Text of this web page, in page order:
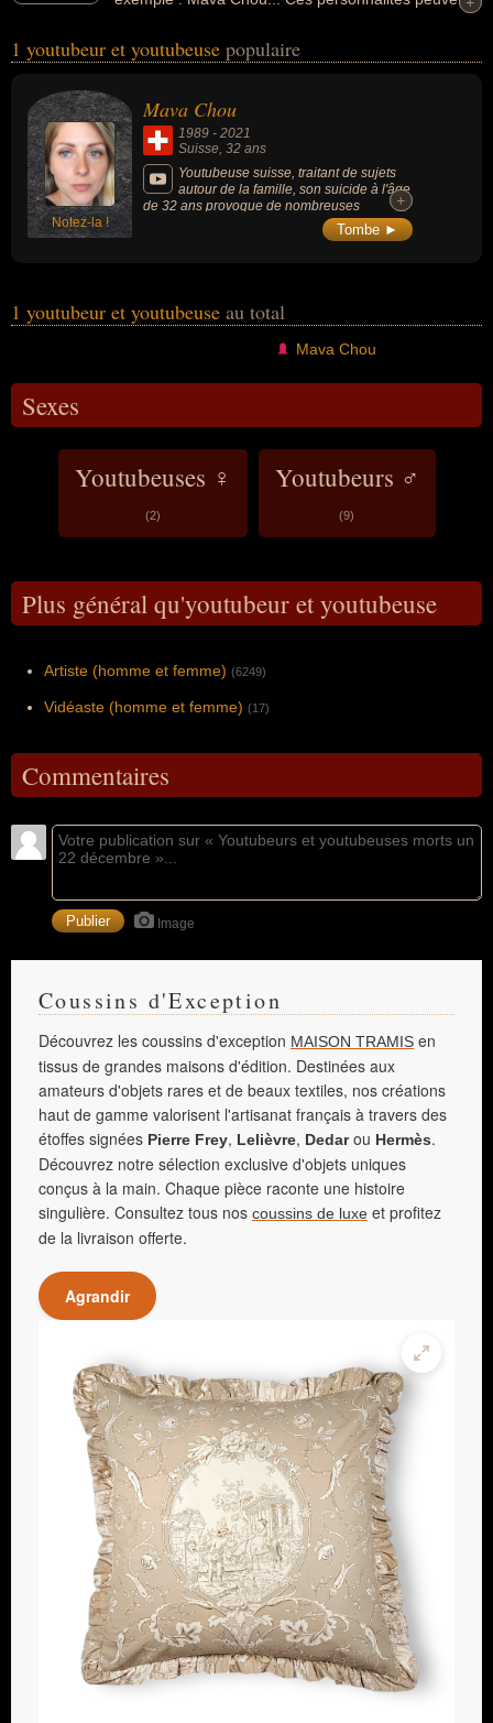
d'internet. Ces célébrités peuvent également avoir été artiste ou
morts, ils peuvent avoir été suisse par exemple.
1 youtubeur et youtubeuse populaire
Notez-la !
Mava Chou
1989 - 2021
Suisse, 32 ans
Youtubeuse suisse, traitant de sujets
autour de la famille, son suicide à l'âge
de 32 ans provoque de nombreuses
réactions dans les médias et sur les réseaux
sociaux en raison du harcèlement moral et
+
+
Tombe ►
1 youtubeur et youtubeuse au total
Mava Chou
Sexes
Youtubeuses ♀
(2)
Youtubeurs ♂
(9)
Plus général qu'youtubeur et youtubeuse
Artiste (homme et femme) (6249)
Vidéaste (homme et femme) (17)
Commentaires
Image
Coussins d'Exception
Découvrez les coussins d'exception MAISON TRAMIS en
tissus de grandes maisons d'édition. Destinées aux
amateurs d'objets rares et de beaux textiles, nos créations
haut de gamme valorisent l'artisanat français à travers des
étoffes signées Pierre Frey, Lelièvre, Dedarou Hermès.
Découvrez notre sélection exclusive d'objets uniques
conçus à la main. Chaque pièce raconte une histoire
singulière. Consultez tous nos coussins de luxe et profitez
de la livraison offerte.
Agrandir